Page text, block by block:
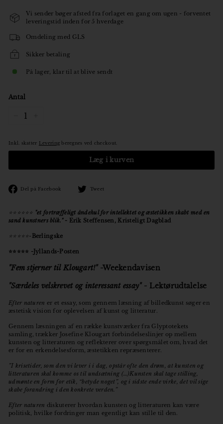
Vi sender bøger afsted fra forlaget en gang om ugen - forventet
leveringstid inden for 5 hverdage
Omdeling med GLS
Sikker betaling
På lager, klar til at blive sendt
Antal
Inkl. skatter Levering beregnes ved checkout.
Læg i kurven
Del på Facebook
Den
Tweet
⭐️⭐️⭐️⭐️⭐️⭐️ "et fortræffeligt åndehul for intellektet og æstetikken skabt med en
sand kunstners blik." - Erik Steffensen, Kristeligt Dagblad
⭐️⭐️⭐️⭐️⭐️- Berlingske
⭐️⭐️⭐️⭐️⭐️ -Jyllands-Posten
"Fem stjerner til Klougart!" -Weekendavisen
"Særdeles velskrevet og interessant essay" - Lektørudtalelse
Efter naturen er et essay, som gennem læsning af billedkunst søger en
æstetisk vision for oplevelsen af kunst og litteratur.
Gennem læsningen af en række kunstværker fra Glyptotekets
samling, trækker Josefine Klougart forbindelseslinjer op mellem
kunsten og litteraturen og reflekterer over spørgsmålet om, hvad det
er for en erkendelsesform, æstetikken repræsenterer.
”I krisetider, som den vi lever i i dag, opstår ofte den drøm, at kunsten og
litteraturen skal komme os til undsætning (…)Kunsten skal tage stilling,
udmønte en form for etik, “betyde noget”, og i sidste ende virke, det vil sige
skabe forandring i den konkrete verden.”
Efter naturen diskuterer hvordan kunsten og litteraturen kan være
politisk, hvilke fordringer man egentligt kan stille til den.